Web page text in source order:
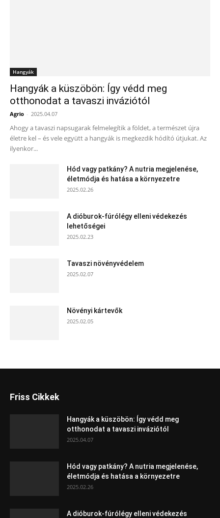
Hangyák
Hangyák a küszöbön: Így védd meg
otthonodat a tavaszi inváziótól
Agrio - 2025.04.07
Ahogy a tavaszi napsugarak felmelegítik a földet, a természet újra
életre kel – és vele együtt a hangyák is megkezdik hódító útjukat. Az
ilyenkor...
Hód vagy patkány? A nutria megjelenése,
életmódja és hatása a környezetre
2025.02.26
A dióburok-fúrólégy elleni védekezés
lehetőségei
2025.02.23
Tavaszi növényvédelem
2025.02.07
Növényi kártevők
2025.02.05
Friss Cikkek
Hangyák a küszöbön: Így védd meg
otthonodat a tavaszi inváziótól
2025.04.07
Hód vagy patkány? A nutria megjelenése,
életmódja és hatása a környezetre
2025.02.26
A dióburok-fúrólégy elleni védekezés